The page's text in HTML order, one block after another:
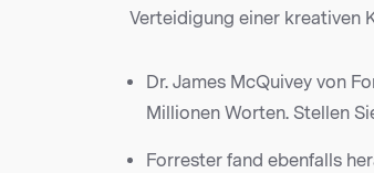
Verteidigung einer kreativen
Dr. James McQuivey von
Millionen Worten. Stellen
Forrester fand ebenfalls